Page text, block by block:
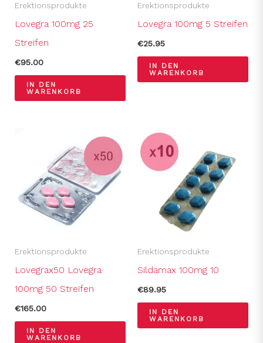
Erektionsprodukte
Lovegra 100mg 25
Streifen
€95.00
IN DEN
WARENKORB
Erektionsprodukte
Lovegra 100mg 5 Streifen
€25.95
IN DEN
WARENKORB
Erektionsprodukte
Lovegrax50 Lovegra
100mg 50 Streifen
€165.00
IN DEN
WARENKORB
Erektionsprodukte
Sildamax 100mg 10
€89.95
IN DEN
WARENKORB